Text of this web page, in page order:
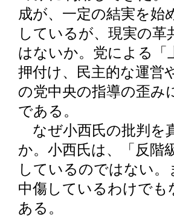
成が、一定の結実を始
しているが、現実の革
はないか。党による「
押付け、民主的な運営
の党中央の指導の歪み
である。
なぜ小西氏の批判を
か。小西氏は、「反階
しているのではない
中傷しているわけで
ある。